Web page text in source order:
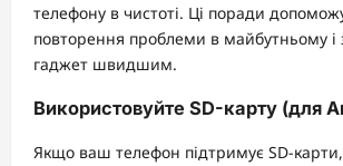
телефону в чистоті. Ці поради
повторення проблеми в майбутньому і
гаджет швидшим.
Використовуйте SD-карту (для
Якщо ваш телефон підтримує SD-